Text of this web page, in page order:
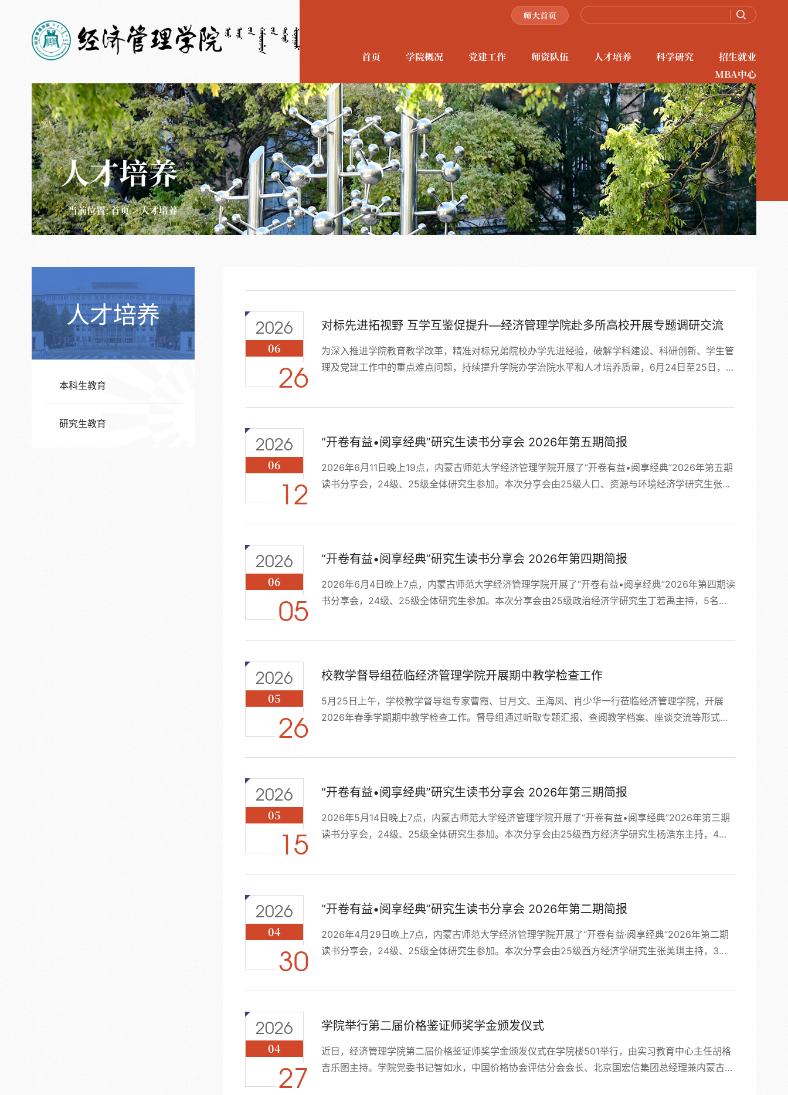
师大首页
首页 学院概况 党建工作 师资队伍 人才培养 科学研究
招生就业
MBA中心
人才培养
当前位置:首页>人才培养
人才培养
本科生教育
研究生教育
2026
06
26
对标先进拓视野 互学互鉴促提升—经济管理学院赴多所高校开展专题调研交流
为深入推进学院教育教学改革，精准对标兄弟院校办学先进经验，破解学科建设、科研创新、学生管
理及党建工作中的重点难点问题，持续提升学院办学治院水平和人才培养质量，6月24日至25日，内
2026
06
12
“开卷有益•阅享经典”研究生读书分享会 2026年第五期简报
2026年6月11日晚上19点，内蒙古师范大学经济管理学院开展了“开卷有益•阅享经典”2026年第五期
读书分享会，24级、25级全体研究生参加。本次分享会由25级人口、资源与环境经济学研究生张子
2026
06
05
“开卷有益•阅享经典”研究生读书分享会 2026年第四期简报
2026年6月4日晚上7点，内蒙古师范大学经济管理学院开展了“开卷有益•阅享经典”2026年第四期读
书分享会，24级、25级全体研究生参加。本次分享会由25级政治经济学研究生丁若禹主持，5名研
2026
05
26
校教学督导组莅临经济管理学院开展期中教学检查工作
5月25日上午，学校教学督导组专家曹霞、甘月文、王海凤、肖少华一行莅临经济管理学院，开展
2026年春季学期期中教学检查工作。督导组通过听取专题汇报、查阅教学档案、座谈交流等形式，
2026
05
15
“开卷有益•阅享经典”研究生读书分享会 2026年第三期简报
2026年5月14日晚上7点，内蒙古师范大学经济管理学院开展了“开卷有益•阅享经典”2026年第三期
读书分享会，24级、25级全体研究生参加。本次分享会由25级西方经济学研究生杨浩东主持，4名
2026
04
30
“开卷有益•阅享经典”研究生读书分享会 2026年第二期简报
2026年4月29日晚上7点，内蒙古师范大学经济管理学院开展了“开卷有益·阅享经典”2026年第二期
读书分享会，24级、25级全体研究生参加。本次分享会由25级西方经济学研究生张美琪主持，3名
2026
04
27
学院举行第二届价格鉴证师奖学金颁发仪式
近日，经济管理学院第二届价格鉴证师奖学金颁发仪式在学院楼501举行，由实习教育中心主任胡格
吉乐图主持。学院党委书记智如水，中国价格协会评估分会会长、北京国宏信集团总经理兼内蒙古价